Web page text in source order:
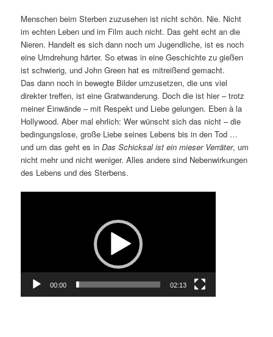
Menschen beim Sterben zuzusehen ist nicht schön. Nie. Nicht
im echten Leben und im Film auch nicht. Das geht echt an die
Nieren. Handelt es sich dann noch um Jugendliche, ist es noch
eine Umdrehung härter. So etwas in eine Geschichte zu gießen
ist schwierig, und John Green hat es mitreißend gemacht.
Das dann noch in bewegte Bilder umzusetzen, die uns viel
direkter treffen, ist eine Gratwanderung. Doch die ist hier – trotz
meiner Einwände – mit Respekt und Liebe gelungen. Eben à la
Hollywood. Aber mal ehrlich: Wer wünscht sich das nicht – die
bedingungslose, große Liebe seines Lebens bis in den Tod …
und um das geht es inDas Schicksal ist ein mieser Verräter, um
nicht mehr und nicht weniger. Alles andere sind Nebenwirkungen
des Lebens und des Sterbens.
00:00 02:13